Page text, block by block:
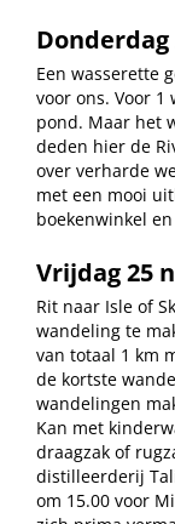
Een wasserette
voor ons. Voor 1
pond. Maar het
deden hier de
over verharde
met een mooi
boekenwinkel
Vrijdag 25
Rit naar Isle of
wandeling te
van totaal 1 km
de kortste
wandelingen
Kan met
draagzak of
distilleerderij
om 15.00 voor